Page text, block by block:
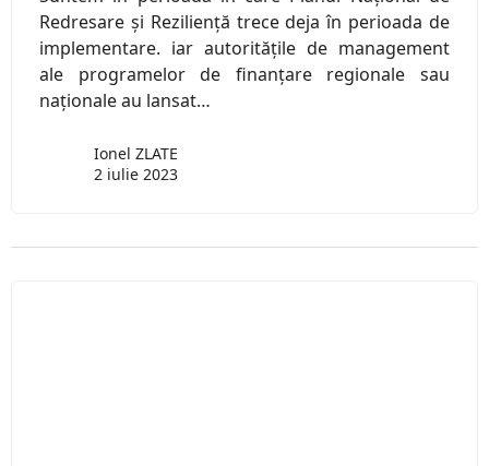
Redresare și Reziliență trece deja în perioada de
implementare. iar autoritățile de management
ale programelor de finanțare regionale sau
naționale au lansat…
Ionel ZLATE
2 iulie 2023